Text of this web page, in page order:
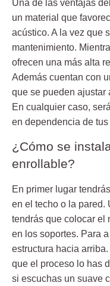
Una de las ventajas
un material que
acústico. A la vez que
mantenimiento.
ofrecen una más alta
Además cuentan con
que se pueden ajustar
En cualquier caso,
en dependencia de
¿Cómo se
enrollable?
En primer lugar
en el techo o la pared.
tendrás que colocar el
en los soportes. Para
estructura hacia
que el proceso lo has
si escuchas un suave